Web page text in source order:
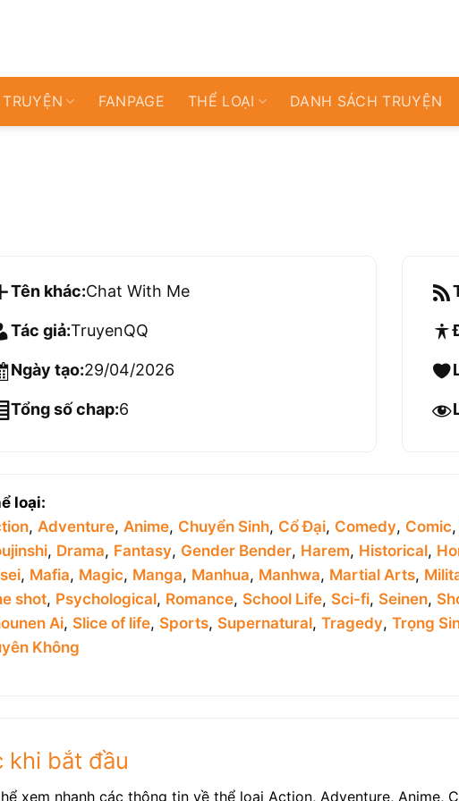
FANPAGE THỂ LOẠI DANH SÁCH TRUYỆN
Tên khác:Chat With Me
Tác giả:TruyenQQ
Ngày tạo:29/04/2026
Tổng số chap:6
loại:
, Adventure, Anime, Chuyển Sinh, Cổ Đại, Comedy, Comic,
, Drama, Fantasy, Gender Bender, Harem, Historical,
, Mafia, Magic, Manga, Manhua, Manhwa, Martial Arts,
shot, Psychological, Romance, School Life, Sci-fi, Seinen,
Ai, Slice of life, Sports, Supernatural, Tragedy, Trọng
Không
khi bắt đầu
xem nhanh các thông tin về thể loại Action, Adventure, Anime,